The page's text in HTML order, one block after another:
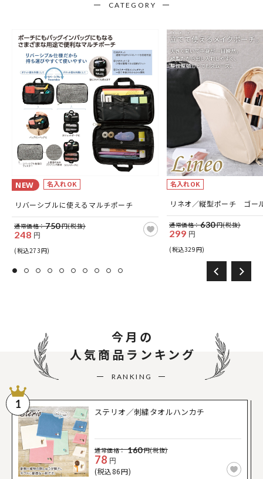
CATEGORY
NEW 名入れOK
リバーシブルに使えるマルチポーチ
通常価格：750円(税抜)
248 円
(税込273円)
名入れOK
リネオ／縦型ポーチ ゴー
通常価格：630円(税抜)
299 円
(税込329円)
今月の
人気商品ランキング
RANKING
1
ステリオ／刺繍タオルハンカチ
通常価格： 160円(税抜)
78 円
(税込86円)